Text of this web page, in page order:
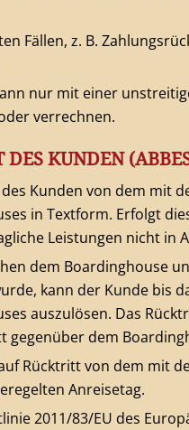
Fällen, z. B.
nur mit einer
verrechnen.
DES KUNDEN
Kunden von dem mit
in Textform. Erfolgt
Leistungen nicht in
dem Boardinghouse
kann der Kunde bis
auszulösen. Das
gegenüber dem
Rücktritt von dem mit
Anreisetag.
2011/83/EU des